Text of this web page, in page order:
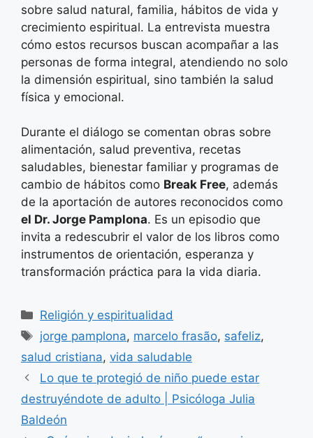
sobre salud natural, familia, hábitos de vida y
crecimiento espiritual. La entrevista muestra
cómo estos recursos buscan acompañar a las
personas de forma integral, atendiendo no solo
la dimensión espiritual, sino también la salud
física y emocional.
Durante el diálogo se comentan obras sobre
alimentación, salud preventiva, recetas
saludables, bienestar familiar y programas de
cambio de hábitos como Break Free, además
de la aportación de autores reconocidos como
el Dr. Jorge Pamplona. Es un episodio que
invita a redescubrir el valor de los libros como
instrumentos de orientación, esperanza y
transformación práctica para la vida diaria.
Categorías
Religión y espiritualidad
Etiquetas
jorge pamplona, marcelo frasão, safeliz,
salud cristiana, vida saludable
Lo que te protegió de niño puede estar
destruyéndote de adulto | Psicóloga Julia
Baldeón